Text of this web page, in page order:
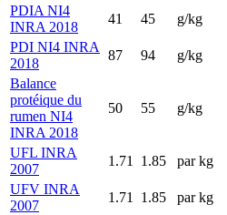
PDIA NI4
INRA 2018
41 45 g/kg
PDI NI4 INRA
2018
87 94 g/kg
Balance
protéique du
rumen NI4
INRA 2018
50 55 g/kg
UFL INRA
2007
1.71 1.85 par kg
UFV INRA
2007
1.71 1.85 par kg